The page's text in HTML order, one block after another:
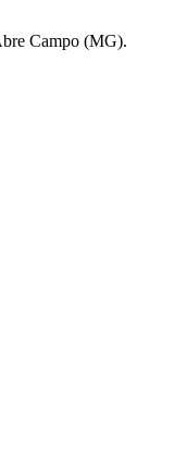
Campo (MG).